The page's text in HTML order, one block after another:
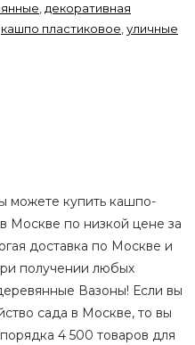
,декоративная
кашпо пластиковое,уличные
можете купить кашпо-
Москве по низкой цене за
доставка по Москве и
получении любых
Вазоны! Если вы
сада в Москве, то вы
4 500 товаров для